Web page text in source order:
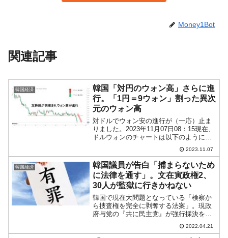
Money1Bot
関連記事
韓国経済
韓国「対円のウォン高」さらに進
行。「1円＝9ウォン」割った異次
元のウォン高
対ドルでウォン安の進行が（一応）止ま
りました。2023年11月07日08：15現在、
ドルウォンのチャートは以下のようにな
『Investing.com』より引用：以下同／日
足）。これからローソク足の調整が入る
かもしれませ...
2023.11.07
韓国経済
韓国議員が告白「捕まらないため
に法律を通す」。文在寅政権2、
30人が監獄に行きかねない
韓国で現在大問題となっている「検察か
ら捜査権を完全に剥奪する法案」。現政
府与党の『共に民主党』が強行採決をし
ようとしていますが、検察、裁判所と司
法が猛反発。その上、保守系市民団体の
2022.04.21